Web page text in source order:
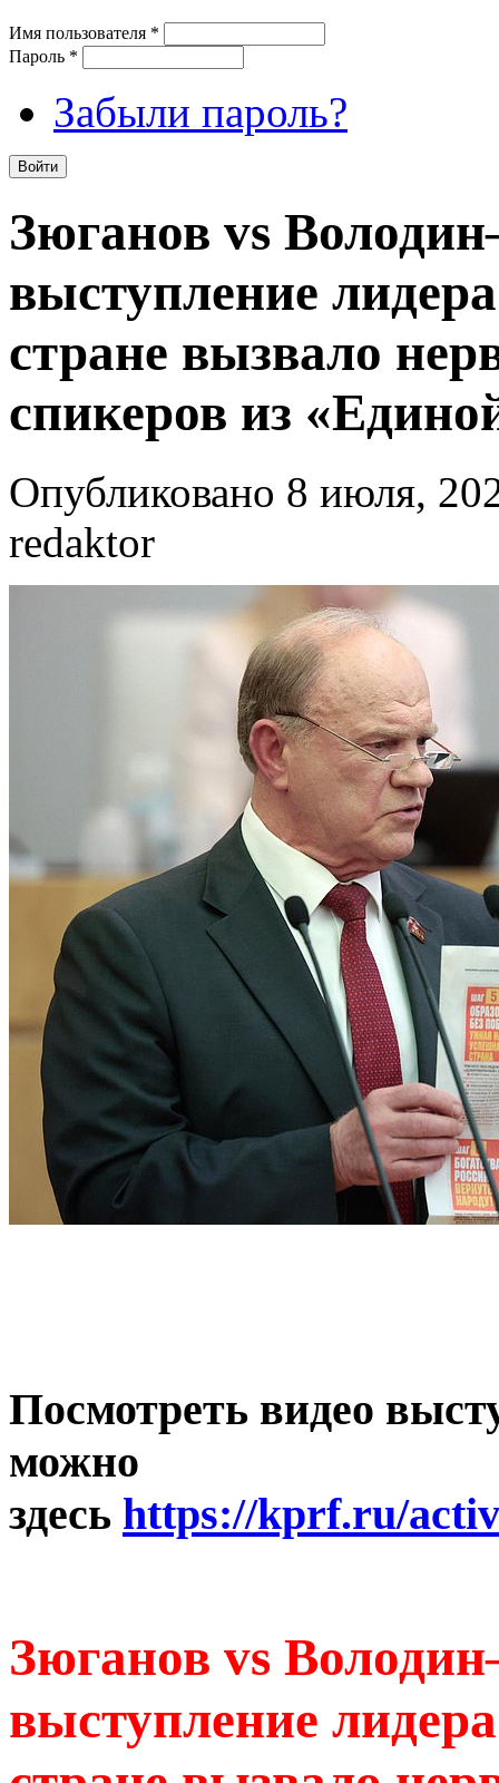
Имя пользователя *
Пароль *
Забыли пароль?
Зюганов vs
выступление
стране вызвало
спикеров из
Опубликовано 8 июля,
redaktor
Посмотреть видео
можно
здесь https://kprf.ru/
Зюганов vs
выступление